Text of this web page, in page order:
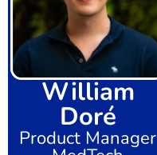
William
Doré
Product Manager